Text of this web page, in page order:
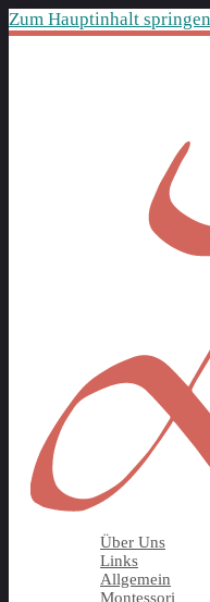
Zum Hauptinhalt springen
Über Uns
Links
Allgemein
Montessori